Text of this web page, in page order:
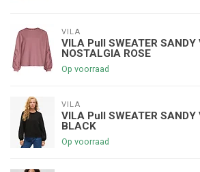
VILA
VILA Pull SWEATER SANDY
NOSTALGIA ROSE
Op voorraad
VILA
VILA Pull SWEATER SANDY
BLACK
Op voorraad